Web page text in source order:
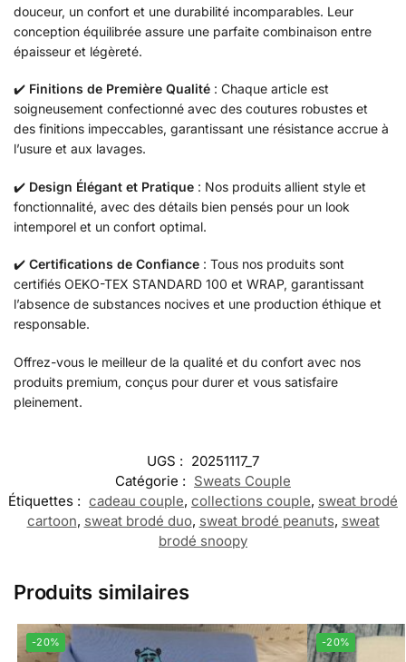
douceur, un confort et une durabilité incomparables. Leur
conception équilibrée assure une parfaite combinaison entre
épaisseur et légèreté.
✔️ Finitions de Première Qualité : Chaque article est
soigneusement confectionné avec des coutures robustes et
des finitions impeccables, garantissant une résistance accrue à
l’usure et aux lavages.
✔️ Design Élégant et Pratique : Nos produits allient style et
fonctionnalité, avec des détails bien pensés pour un look
intemporel et un confort optimal.
✔️ Certifications de Confiance : Tous nos produits sont
certifiés OEKO-TEX STANDARD 100 et WRAP, garantissant
l’absence de substances nocives et une production éthique et
responsable.
Offrez-vous le meilleur de la qualité et du confort avec nos
produits premium, conçus pour durer et vous satisfaire
pleinement.
UGS : 20251117_7
Catégorie : Sweats Couple
Étiquettes : cadeau couple, collections couple, sweat brodé
cartoon, sweat brodé duo, sweat brodé peanuts, sweat
brodé snoopy
Produits similaires
-20% -20%